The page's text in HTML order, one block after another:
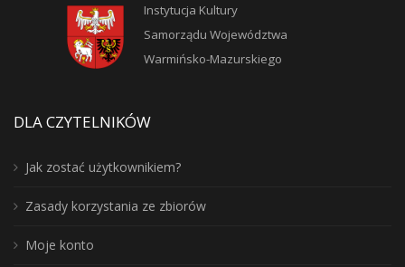
Instytucja Kultury
Samorządu Województwa
Warmińsko-Mazurskiego
DLA CZYTELNIKÓW
Jak zostać użytkownikiem?
Zasady korzystania ze zbiorów
Moje konto